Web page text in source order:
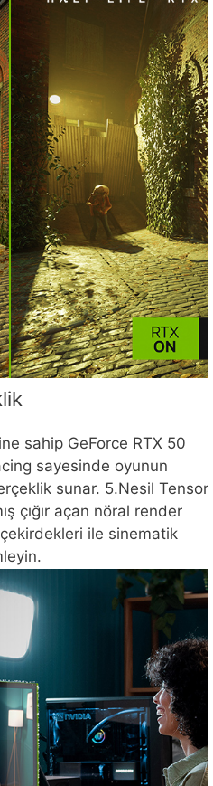
sahip GeForce RTX 50
sayesinde oyunun
sunar. 5.Nesil Tensor
çığır açan nöral render
ile sinematik